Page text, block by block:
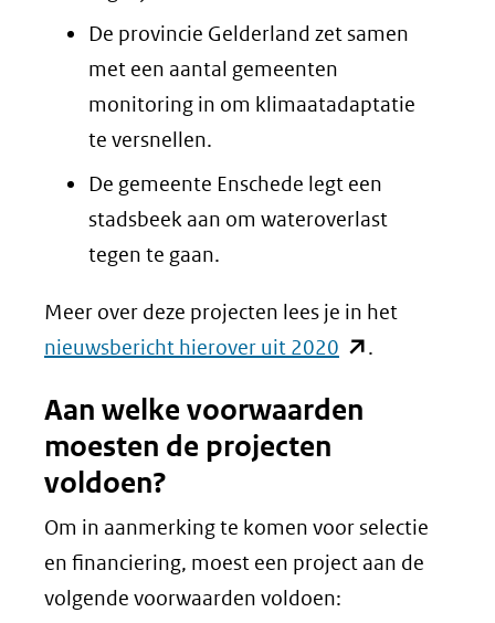
De provincie Gelderland zet samen
met een aantal gemeenten
monitoring in om klimaatadaptatie
te versnellen.
De gemeente Enschede legt een
stadsbeek aan om wateroverlast
tegen te gaan.
Meer over deze projecten lees je in het
nieuwsbericht hierover uit 2020 (opent
nieuw
naar
een
andere
.
Aan welke voorwaarden
moesten de projecten
voldoen?
Om in aanmerking te komen voor selectie
en financiering, moest een project aan de
volgende voorwaarden voldoen: